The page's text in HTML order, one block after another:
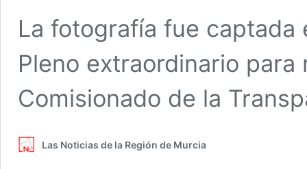
La fotografía fue captada
Pleno extraordinario
Comisionado de la
Las Noticias de la Región de Murcia